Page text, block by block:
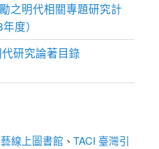
之明代相關專題研究計
度）
研究論著目錄
線上圖書館 、TACI 臺灣引